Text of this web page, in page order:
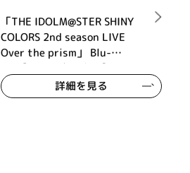
「THE IDOLM@STER SHINY
COLORS 2nd season LIVE
Over the prism」 Blu-
ray【初回生産限定版】
詳細を見る